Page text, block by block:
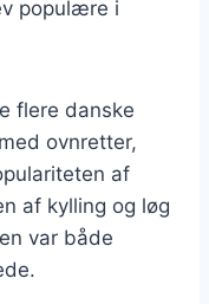
populære i
flere danske
ovnretter,
af
af kylling og løg
var både